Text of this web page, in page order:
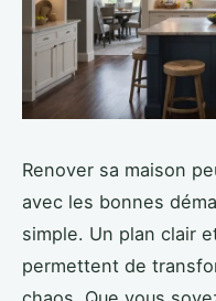
Renover sa maison
avec les bonnes
simple. Un plan clair
permettent de